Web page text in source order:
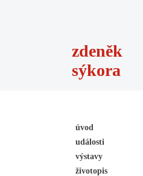
zdeněk
sýkora
úvod
události
výstavy
životopis